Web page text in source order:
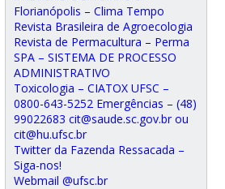
Florianópolis – Clima Tempo
Revista Brasileira de Agroecologia
Revista de Permacultura – Perma
SPA – SISTEMA DE PROCESSO
ADMINISTRATIVO
Toxicologia – CIATOX UFSC –
0800-643-5252 Emergências – (48)
99022683 cit@saude.sc.gov.br ou
cit@hu.ufsc.br
Twitter da Fazenda Ressacada –
Siga-nos!
Webmail @ufsc.br